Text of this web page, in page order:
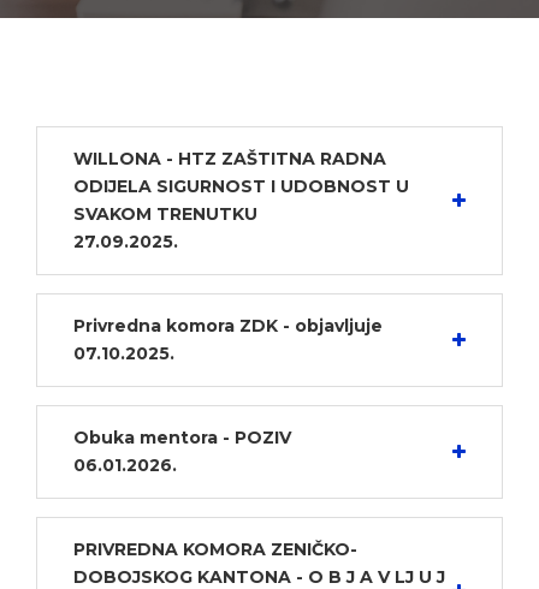
WILLONA - HTZ ZAŠTITNA RADNA
ODIJELA SIGURNOST I UDOBNOST U
SVAKOM TRENUTKU
27.09.2025.
Privredna komora ZDK - objavljuje
07.10.2025.
Obuka mentora - POZIV
06.01.2026.
PRIVREDNA KOMORA ZENIČKO-
DOBOJSKOG KANTONA - O B J A V LJ U J